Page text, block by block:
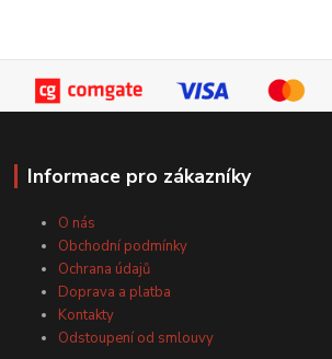
Informace pro zákazníky
O nás
Obchodní podmínky
Ochrana údajů
Doprava a platba
Kontakty
Odstoupení od smlouvy